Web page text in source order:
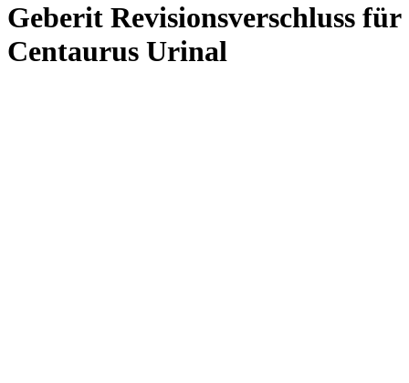
Geberit Revisionsverschluss für
Centaurus Urinal